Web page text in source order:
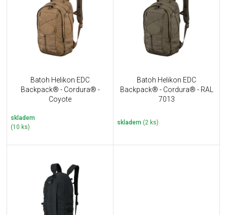
Batoh Helikon EDC
Backpack® - Cordura® -
Coyote
skladem
(10 ks)
Batoh Helikon EDC
Backpack® - Cordura® - RAL
7013
skladem (2 ks)